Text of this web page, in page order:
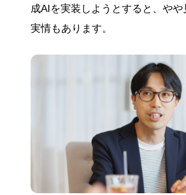
成AIを実装しようとすると、やや
実情もあります。